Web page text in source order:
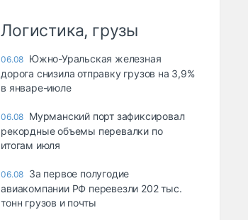
Логистика, грузы
06.08 Южно-Уральская железная
дорога снизила отправку грузов на 3,9%
в январе-июле
06.08 Мурманский порт зафиксировал
рекордные объемы перевалки по
итогам июля
06.08 За первое полугодие
авиакомпании РФ перевезли 202 тыс.
тонн грузов и почты